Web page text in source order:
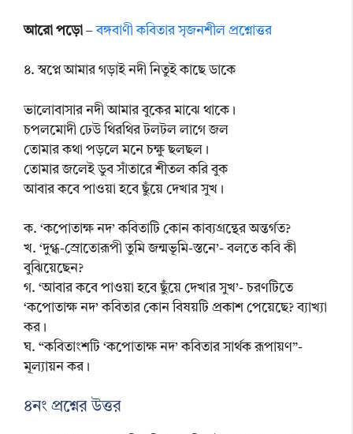
আরো পড়ো –বঙ্গবাণী কবিতার সৃজনশীল প্রশ্নোত্তর
৪. স্বপ্নে আমার গড়াই নদী নিতুই কাছে ডাকে
ভালোবাসার নদী আমার বুকের মাঝে থাকে।
চপলমোদী ঢেউ থিরথির টলটল লাগে জল
তোমার কথা পড়লে মনে চক্ষু ছলছল।
তোমার জলেই ডুব সাঁতারে শীতল করি বুক
আবার কবে পাওয়া হবে ছুঁয়ে দেখার সুখ।
ক. ‘কপোতাক্ষ নদ’ কবিতাটি কোন কাব্যগ্রন্থের অন্তর্গত?
খ. ‘দুগ্ধ-স্রোতোরূপী তুমি জন্মভূমি-স্তনে’- বলতে কবি কী
বুঝিয়েছেন?
গ. ‘আবার কবে পাওয়া হবে ছুঁয়ে দেখার সুখ’- চরণটিতে
‘কপোতাক্ষ নদ’ কবিতার কোন বিষয়টি প্রকাশ পেয়েছে? ব্যাখ্যা
কর।
ঘ. “কবিতাংশটি ‘কপোতাক্ষ নদ’ কবিতার সার্থক রূপায়ণ”-
মূল্যায়ন কর।
৪নং প্রশ্নের উত্তর